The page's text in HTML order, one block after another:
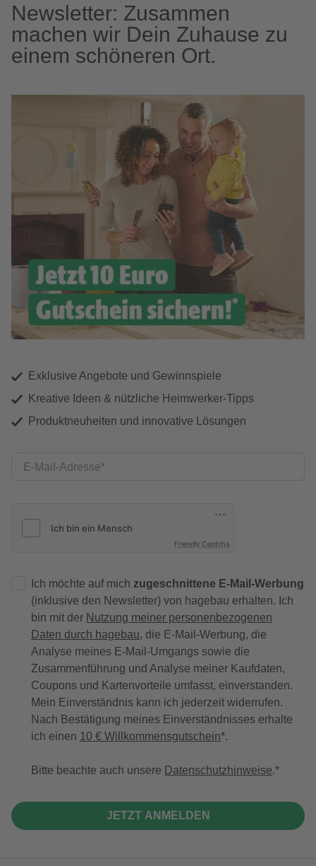
Newsletter: Zusammen
machen wir Dein Zuhause zu
einem schöneren Ort.
Exklusive Angebote und Gewinnspiele
Kreative Ideen & nützliche Heimwerker-Tipps
Produktneuheiten und innovative Lösungen
E-Mail-Adresse
Friendly Captcha
Ich möchte auf mich zugeschnittene E-Mail-Werbung
(inklusive den Newsletter) von hagebau erhalten. Ich
bin mit der Nutzung meiner personenbezogenen
Daten durch hagebau, die E-Mail-Werbung, die
Analyse meines E-Mail-Umgangs sowie die
Zusammenführung und Analyse meiner Kaufdaten,
Coupons und Kartenvorteile umfasst, einverstanden.
Mein Einverständnis kann ich jederzeit widerrufen.
Nach Bestätigung meines Einverständnisses erhalte
ich einen 10 € Willkommensgutschein*.
Bitte beachte auch unsere Datenschutzhinweise.
JETZT ANMELDEN